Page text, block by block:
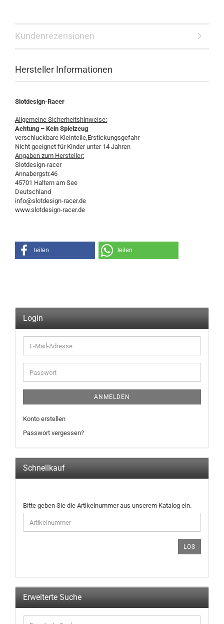
Kundenrezensionen
Hersteller Informationen
Slotdesign-Racer
Allgemeine Sicherheitshinweise:
Achtung – Kein Spielzeug
verschluckbare Kleinteile,Erstickungsgefahr
Nicht geeignet für Kinder unter 14 Jahren
Angaben zum Hersteller:
Slotdesign-racer
Annabergstr.46
45701 Haltern am See
Deutschland
info@slotdesign-racer.de
www.slotdesign-racer.de
teilen teilen
Login
E-
Mail-
Adresse
Passwort
ANMELDEN
Konto erstellen
Passwort vergessen?
Schnellkauf
BITTE
GEBEN
SIE
DIE
EIN.
Bitte geben Sie die Artikelnummer aus unserem Katalog ein.
LOS
Erweiterte Suche